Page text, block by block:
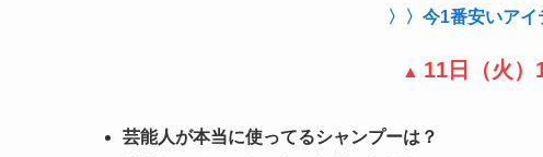
〉〉今1番安いア
▲ 11日（火）
芸能人が本当に使ってるシャンプーは？